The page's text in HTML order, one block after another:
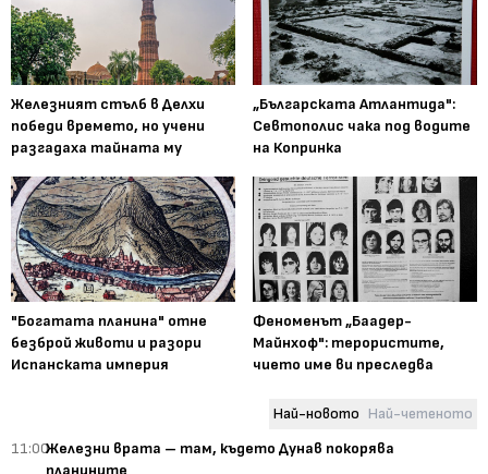
Железният стълб в Делхи
победи времето, но учени
разгадаха тайната му
„Българската Атлантида":
Севтополис чака под водите
на Копринка
"Богатата планина" отне
безброй животи и разори
Испанската империя
Феноменът „Баадер-
Майнхоф": терористите,
чието име ви преследва
Най-новото Най-четеното
11:00Железни врата – там, където Дунав покорява